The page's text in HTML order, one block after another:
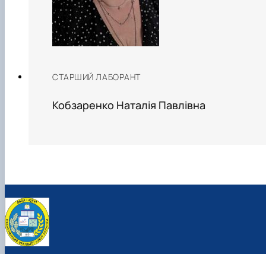
СТАРШИЙ ЛАБОРАНТ
Кобзаренко Наталія Павлівна